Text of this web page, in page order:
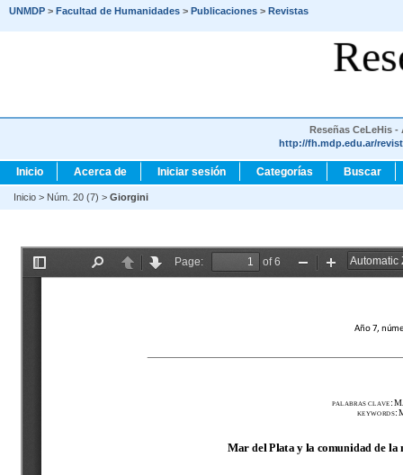
UNMDP > Facultad de Humanidades > Publicaciones > Revistas
Reseñas CeLeHis
http://fh.mdp.edu.ar/
Inicio Acerca de Iniciar sesión Categorías Buscar
Inicio > Núm. 20 (7) > Giorgini